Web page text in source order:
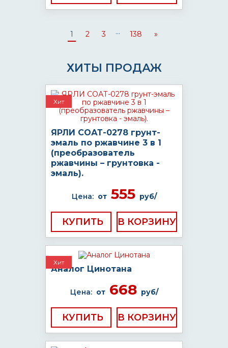
1 2 3 ... 138 »
ХИТЫ ПРОДАЖ
Хит
ЯРЛИ СОАТ-0278 грунт-
эмаль по ржавчине 3 в 1
(преобразователь
ржавчины – грунтовка -
эмаль).
Цена: от555 руб/
КУПИТЬ
Хит
Аналог Цинотана
Цена: от668 руб/
КУПИТЬ